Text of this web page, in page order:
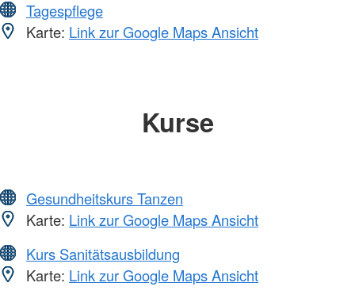
Tagespflege
Karte: Link zur Google Maps Ansicht
Kurse
Gesundheitskurs Tanzen
Karte: Link zur Google Maps Ansicht
Kurs Sanitätsausbildung
Karte: Link zur Google Maps Ansicht